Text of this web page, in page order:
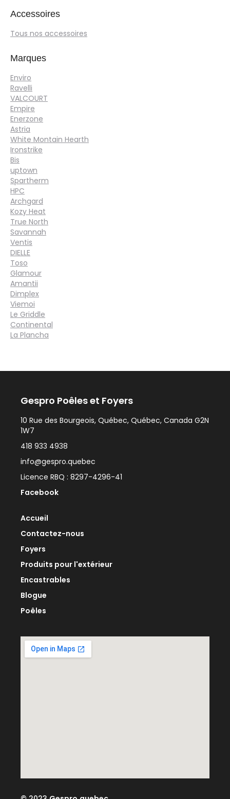
Accessoires
Tous nos accessoires
Marques
Enviro
Ravelli
VALCOURT
Empire
Enerzone
Astria
White Montain Hearth
Ironstrike
Bis
uptown
Spartherm
HPC
Archgard
Kozy Heat
True North
Savannah
Ventis
DIELLE
Toso
Glamour
Amantii
Dimplex
Viemoi
Le Griddle
Continental
La Plancha
Gespro Poêles et Foyers
10 Rue des Bourgeois, Québec, Québec, Canada G2N
1W7
418 933 4938
info@gespro.quebec
Licence RBQ : 8297-4296-41
Facebook
Accueil
Contactez-nous
Foyers
Produits pour l'extérieur
Encastrables
Blogue
Poêles